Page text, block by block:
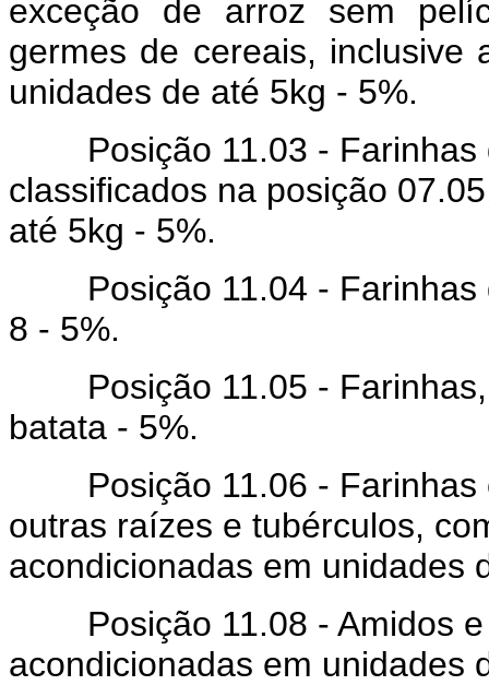
exceção de arroz sem
germes de cereais, inclusive
unidades de até 5kg - 5%.
Posição 11.03 - Farinhas
classificados na posição
até 5kg - 5%.
Posição 11.04 - Farinhas
8 - 5%.
Posição 11.05 - Farinhas,
batata - 5%.
Posição 11.06 - Farinhas
outras raízes e tubérculos,
acondicionadas em unidades
Posição 11.08 - Amidos e
acondicionadas em unidades